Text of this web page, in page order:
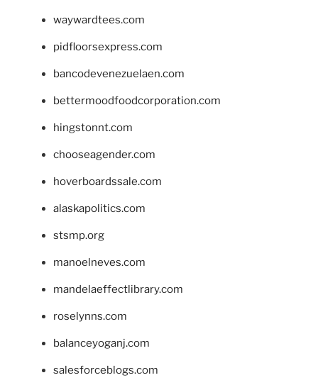
waywardtees.com
pidfloorsexpress.com
bancodevenezuelaen.com
bettermoodfoodcorporation.com
hingstonnt.com
chooseagender.com
hoverboardssale.com
alaskapolitics.com
stsmp.org
manoelneves.com
mandelaeffectlibrary.com
roselynns.com
balanceyoganj.com
salesforceblogs.com